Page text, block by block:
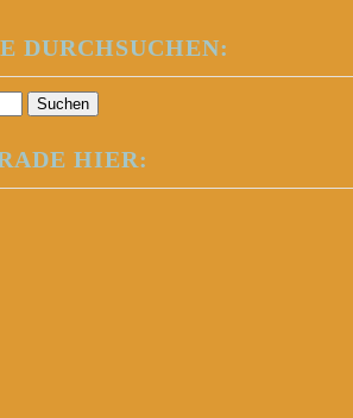
DURCHSUCHEN:
HIER: